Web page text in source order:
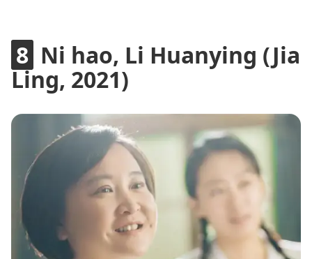
Ni hao, Li Huanying (Jia
Ling, 2021)